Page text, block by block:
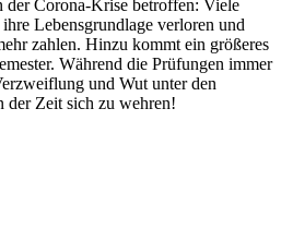
der Corona-Krise betroffen: Viele
Lebensgrundlage verloren und
zahlen. Hinzu kommt ein größeres
Während die Prüfungen immer
und Wut unter den
der Zeit sich zu wehren!